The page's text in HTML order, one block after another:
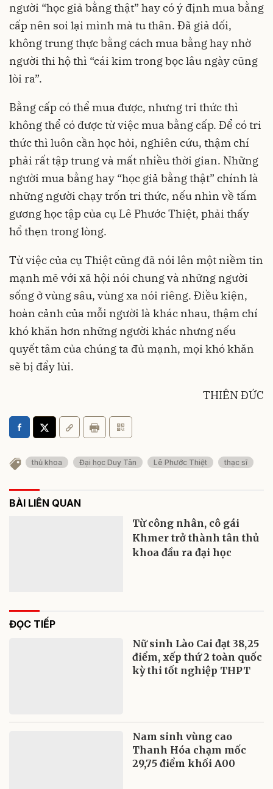
người “học giả bằng thật” hay có ý định mua bằng
cấp nên soi lại mình mà tu thân. Đã giả dối,
không trung thực bằng cách mua bằng hay nhờ
người thi hộ thì “cái kim trong bọc lâu ngày cũng
lòi ra”.
Bằng cấp có thể mua được, nhưng tri thức thì
không thể có được từ việc mua bằng cấp. Để có tri
thức thì luôn cần học hỏi, nghiên cứu, thậm chí
phải rất tập trung và mất nhiều thời gian. Những
người mua bằng hay “học giả bằng thật” chính là
những người chạy trốn tri thức, nếu nhìn về tấm
gương học tập của cụ Lê Phước Thiệt, phải thấy
hổ thẹn trong lòng.
Từ việc của cụ Thiệt cũng đã nói lên một niềm tin
mạnh mẽ với xã hội nói chung và những người
sống ở vùng sâu, vùng xa nói riêng. Điều kiện,
hoàn cảnh của mỗi người là khác nhau, thậm chí
khó khăn hơn những người khác nhưng nếu
quyết tâm của chúng ta đủ mạnh, mọi khó khăn
sẽ bị đẩy lùi.
THIÊN ĐỨC
thủ khoa Đại học Duy Tân Lê Phước Thiệt thạc sĩ
BÀI LIÊN QUAN
Từ công nhân, cô gái
Khmer trở thành tân thủ
khoa đầu ra đại học
ĐỌC TIẾP
Nữ sinh Lào Cai đạt 38,25
điểm, xếp thứ 2 toàn quốc
kỳ thi tốt nghiệp THPT
Nam sinh vùng cao
Thanh Hóa chạm mốc
29,75 điểm khối A00